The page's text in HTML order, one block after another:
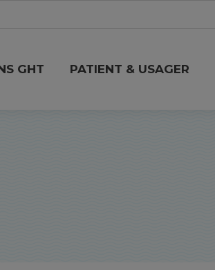
GHT PATIENT & USAGER